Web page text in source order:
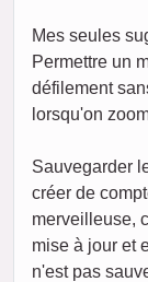
Mes seules
Permettre un
défilement
lorsqu'on
Sauvegarder
créer de
merveilleuse,
mise à jour et
n'est pas